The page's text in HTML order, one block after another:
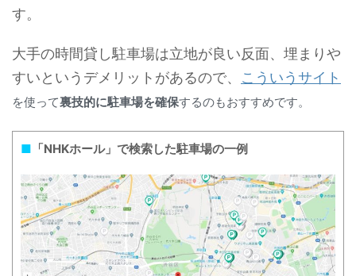
す。
大手の時間貸し駐車場は立地が良い反面、埋まりや
すいというデメリットがあるので、 こういうサイト
を使って裏技的に駐車場を確保するのもおすすめです。
■ 「NHKホール」で検索した駐車場の一例